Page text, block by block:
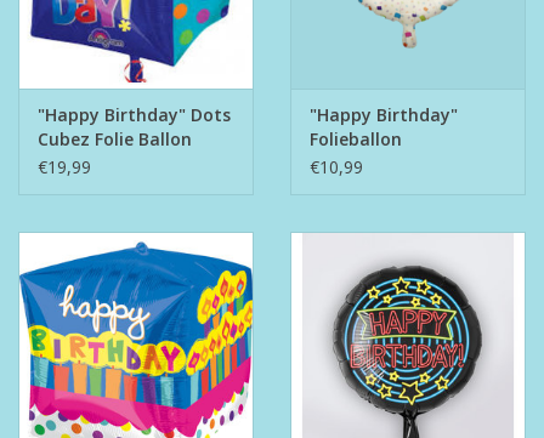
"Happy Birthday" Dots
Cubez Folie Ballon
€19,99
"Happy Birthday"
Folieballon
€10,99